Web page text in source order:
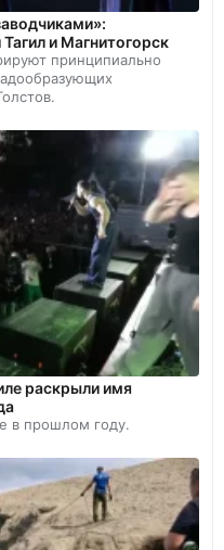
и Магнитогорск
принципиально
раскрыли имя
в прошлом году.